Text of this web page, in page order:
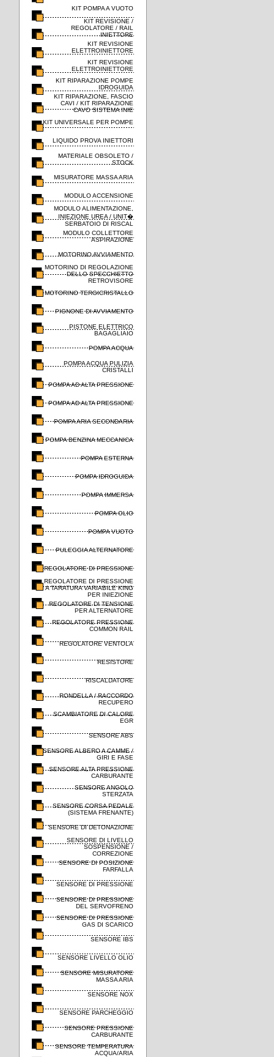
KIT POMPA A VUOTO
KIT REVISIONE /
REGOLATORE / RAIL
INIETTORE
KIT REVISIONE
ELETTROINIETTORE
KIT REVISIONE
ELETTROINIETTORE
KIT RIPARAZIONE POMPE
IDROGUIDA
KIT RIPARAZIONE, FASCIO
CAVI / KIT RIPARAZIONE
CAVO SISTEMA INIE
KIT UNIVERSALE PER POMPE
LIQUIDO PROVA INIETTORI
MATERIALE OBSOLETO /
STOCK
MISURATORE MASSA ARIA
MODULO ACCENSIONE
MODULO ALIMENTAZIONE,
INIEZIONE UREA / UNIT�
SERBATOIO DI RISCAL
MODULO COLLETTORE
ASPIRAZIONE
MOTORINO AVVIAMENTO
MOTORINO DI REGOLAZIONE
DELLO SPECCHIETTO
RETROVISORE
MOTORINO TERGICRISTALLO
PIGNONE DI AVVIAMENTO
PISTONE ELETTRICO
BAGAGLIAIO
POMPA ACQUA
POMPA ACQUA PULIZIA
CRISTALLI
POMPA AD ALTA PRESSIONE
POMPA AD ALTA PRESSIONE
POMPA ARIA SECONDARIA
POMPA BENZINA MECCANICA
POMPA ESTERNA
POMPA IDROGUIDA
POMPA IMMERSA
POMPA OLIO
POMPA VUOTO
PULEGGIA ALTERNATORE
REGOLATORE DI PRESSIONE
REGOLATORE DI PRESSIONE
A TARATURA VARIABILE KING
PER INIEZIONE
REGOLATORE DI TENSIONE
PER ALTERNATORE
REGOLATORE PRESSIONE
COMMON RAIL
REGOLATORE VENTOLA
RESISTORE
RISCALDATORE
RONDELLA / RACCORDO
RECUPERO
SCAMBIATORE DI CALORE
EGR
SENSORE ABS
SENSORE ALBERO A CAMME /
GIRI E FASE
SENSORE ALTA PRESSIONE
CARBURANTE
SENSORE ANGOLO
STERZATA
SENSORE CORSA PEDALE
(SISTEMA FRENANTE)
SENSORE DI DETONAZIONE
SENSORE DI LIVELLO
SOSPENSIONE /
CORREZIONE
SENSORE DI POSIZIONE
FARFALLA
SENSORE DI PRESSIONE
SENSORE DI PRESSIONE
DEL SERVOFRENO
SENSORE DI PRESSIONE
GAS DI SCARICO
SENSORE IBS
SENSORE LIVELLO OLIO
SENSORE MISURATORE
MASSA ARIA
SENSORE NOX
SENSORE PARCHEGGIO
SENSORE PRESSIONE
CARBURANTE
SENSORE TEMPERATURA
ACQUA/ARIA